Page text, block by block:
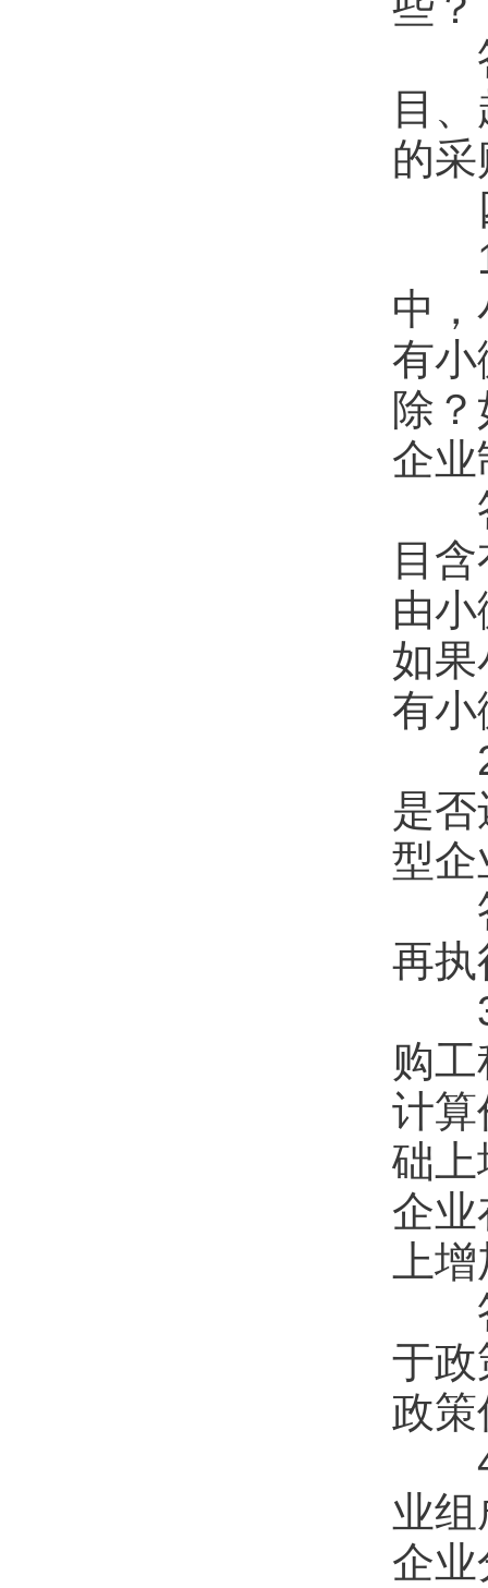
答
目
的
1.
中
有小
除
企
答
目
由
如
有小
2.
是
型企
答
再执
3.
购
计算
础
企
上
答
于政
政
4.
业
企